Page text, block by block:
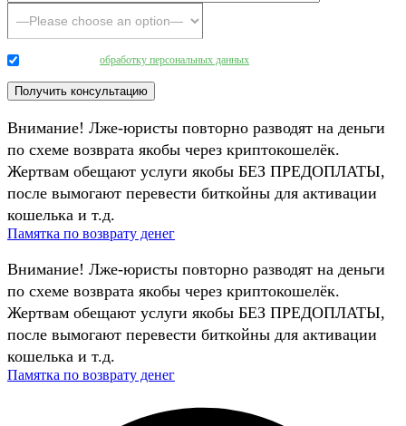
обработку персональных данных
Внимание! Лже-юристы повторно разводят на деньги
по схеме возврата якобы через криптокошелёк.
Жертвам обещают услуги якобы БЕЗ ПРЕДОПЛАТЫ,
после вымогают перевести биткойны для активации
кошелька и т.д.
Памятка по возврату денег
Внимание! Лже-юристы повторно разводят на деньги
по схеме возврата якобы через криптокошелёк.
Жертвам обещают услуги якобы БЕЗ ПРЕДОПЛАТЫ,
после вымогают перевести биткойны для активации
кошелька и т.д.
Памятка по возврату денег